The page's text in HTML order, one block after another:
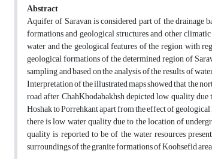
Abstract
Aquifer of Saravan is considered part of the
formations and geological structures and other
water and the geological features of the region with
geological formations of the determined region of
sampling and based on the analysis of the results of
Interpretation of the illustrated maps showed that the
road after ChahKhodabakhsh depicted low quality
Hoshak to Porrehkant apart from the effect of geological
there is low water quality due to the location of
quality is reported to be of the water resources
surroundings of the granite formations of Koohsefid